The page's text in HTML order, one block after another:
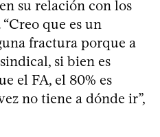
su relación con los
que es un
fractura porque a
si bien es
el FA, el 80% es
no tiene a dónde ir”,